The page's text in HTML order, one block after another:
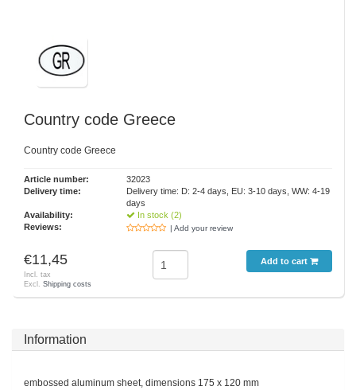
Country code Greece
Country code Greece
Article number:
32023
Delivery time:
Delivery time: D: 2-4 days, EU: 3-10 days, WW: 4-19
days
Availability:
In stock (2)
Reviews:
| Add your review
€11,45
Incl. tax
Excl. Shipping costs
Add to cart
Information
embossed aluminum sheet, dimensions 175 x 120 mm